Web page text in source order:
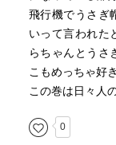
飛行機でうさぎ
いって言われた
らちゃんとうさ
こもめっちゃ好き
この巻は日々人
0